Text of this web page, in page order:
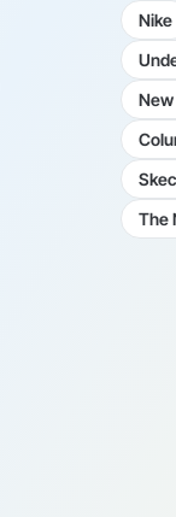
Nike
The